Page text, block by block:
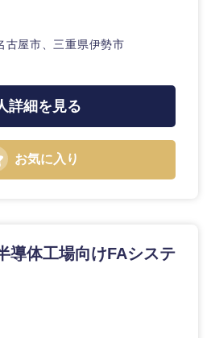
古屋市、三重県伊勢市
詳細を見る
お気に入り
導体工場向けFAシステ